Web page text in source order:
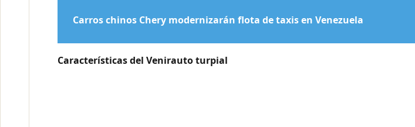
Carros chinos Chery modernizarán flota de taxis en Venezuela
Características del Venirauto turpial